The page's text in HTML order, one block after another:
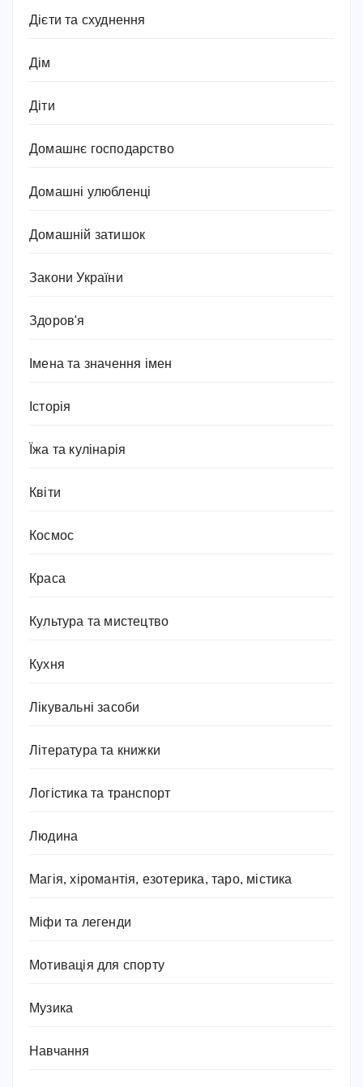
Дієти та схуднення
Дім
Діти
Домашнє господарство
Домашні улюбленці
Домашній затишок
Закони України
Здоров'я
Імена та значення імен
Історія
Їжа та кулінарія
Квіти
Космос
Краса
Культура та мистецтво
Кухня
Лікувальні засоби
Література та книжки
Логістика та транспорт
Людина
Магія, хіромантія, езотерика, таро, містика
Міфи та легенди
Мотивація для спорту
Музика
Навчання